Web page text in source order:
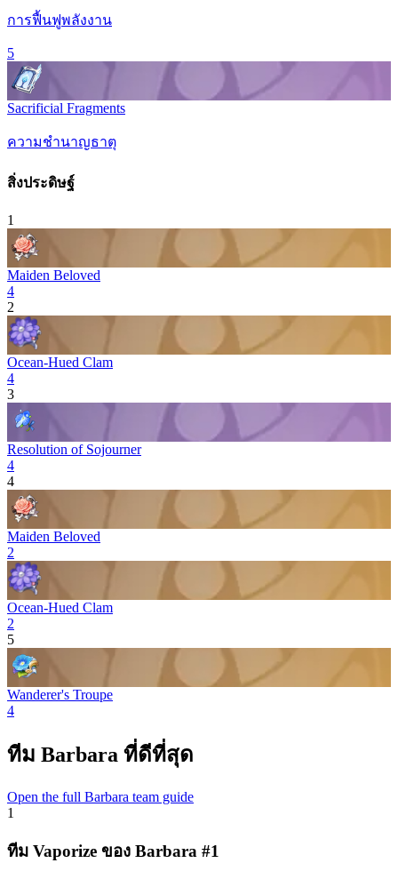
การฟื้นฟูพลังงาน
5
Sacrificial Fragments
ความชำนาญธาตุ
สิ่งประดิษฐ์
1
Maiden Beloved
4
2
Ocean-Hued Clam
4
3
Resolution of Sojourner
4
4
Maiden Beloved
2
Ocean-Hued Clam
2
5
Wanderer's Troupe
4
ทีม Barbara ที่ดีที่สุด
Open the full Barbara team guide
1
ทีม Vaporize ของ Barbara #1